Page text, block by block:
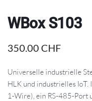
WBox S103
350.00 CHF
Universelle industrielle
HLK und industrielles
1-Wire), ein RS-485-Port